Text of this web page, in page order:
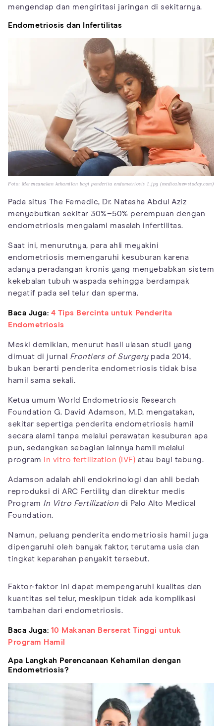
mengendap dan mengiritasi jaringan di sekitarnya.
Endometriosis dan Infertilitas
Foto: Merencanakan kehamilan bagi penderita endometriosis 1.jpg (medicalnewstoday.com)
Pada situs The Femedic, Dr. Natasha Abdul Aziz
menyebutkan sekitar 30%−50% perempuan dengan
endometriosis mengalami masalah infertilitas.
Saat ini, menurutnya, para ahli meyakini
endometriosis memengaruhi kesuburan karena
adanya peradangan kronis yang menyebabkan sistem
kekebalan tubuh waspada sehingga berdampak
negatif pada sel telur dan sperma.
Baca Juga: 4 Tips Bercinta untuk Penderita
Endometriosis
Meski demikian, menurut hasil ulasan studi yang
dimuat di jurnal Frontiers of Surgerypada 2014,
bukan berarti penderita endometriosis tidak bisa
hamil sama sekali.
Ketua umum World Endometriosis Research
Foundation G. David Adamson, M.D. mengatakan,
sekitar sepertiga penderita endometriosis hamil
secara alami tanpa melalui perawatan kesuburan apa
pun, sedangkan sebagian lainnya hamil melalui
program in vitro fertilization (IVF) atau bayi tabung.
Adamson adalah ahli endokrinologi dan ahli bedah
reproduksi di ARC Fertility dan direktur medis
Program In Vitro Fertilization di Palo Alto Medical
Foundation.
Namun, peluang penderita endometriosis hamil juga
dipengaruhi oleh banyak faktor, terutama usia dan
tingkat keparahan penyakit tersebut.
Faktor-faktor ini dapat mempengaruhi kualitas dan
kuantitas sel telur, meskipun tidak ada komplikasi
tambahan dari endometriosis.
Baca Juga: 10 Makanan Berserat Tinggi untuk
Program Hamil
Apa Langkah Perencanaan Kehamilan dengan
Endometriosis?